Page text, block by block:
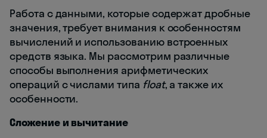
Работа с данными, которые содержат дробные
значения, требует внимания к особенностям
вычислений и использованию встроенных
средств языка. Мы рассмотрим различные
способы выполнения арифметических
операций с числами типа float, а также их
особенности.
Сложение и вычитание